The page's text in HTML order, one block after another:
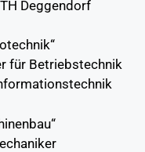
Deggendorf
für Betriebstechnik